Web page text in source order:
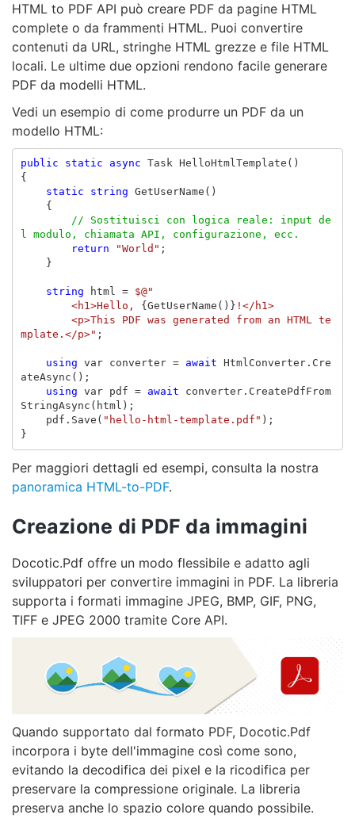
HTML to PDF API può creare PDF da pagine HTML
complete o da frammenti HTML. Puoi convertire
contenuti da URL, stringhe HTML grezze e file HTML
locali. Le ultime due opzioni rendono facile generare
PDF da modelli HTML.
Vedi un esempio di come produrre un PDF da un
modello HTML:
public static async Task HelloHtmlTemplate ()
{
static
string GetUserName ()
{
// Sostituisci con logica reale: input de
l modulo, chiamata API, configurazione, ecc.
return
"World" ;
}
string html =
$@"
        <h1>Hello,
{ GetUserName ()} !</h1>
mplate.</p>" ;
using var converter = await HtmlConverter. Cre
ateAsync ();
using var pdf = await converter. CreatePdfFrom
StringAsync ( html );
pdf . Save ( "hello-html-template.pdf" );
}
Per maggiori dettagli ed esempi, consulta la nostra
panoramica HTML-to-PDF.
Creazione di PDF da immagini
Docotic.Pdf offre un modo flessibile e adatto agli
sviluppatori per convertire immagini in PDF. La libreria
supporta i formati immagine JPEG, BMP, GIF, PNG,
TIFF e JPEG 2000 tramite Core API.
Quando supportato dal formato PDF, Docotic.Pdf
incorpora i byte dell'immagine così come sono,
evitando la decodifica dei pixel e la ricodifica per
preservare la compressione originale. La libreria
preserva anche lo spazio colore quando possibile.